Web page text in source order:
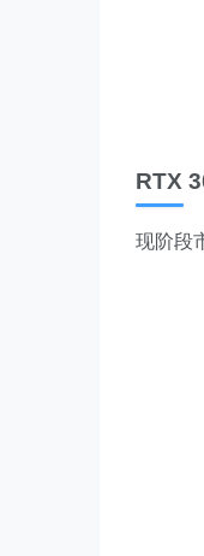
RTX
现阶段